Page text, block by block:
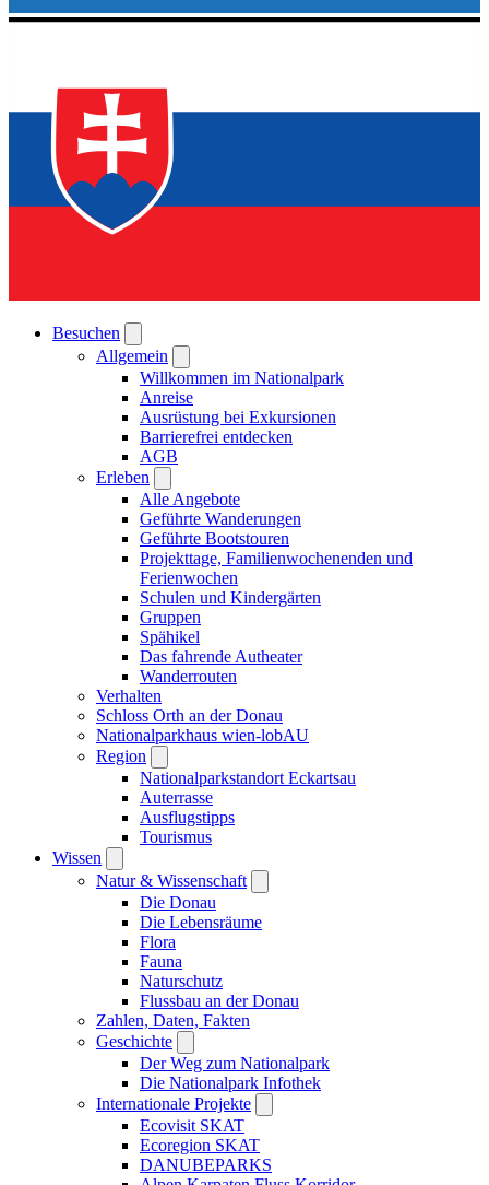
Besuchen
Allgemein
Willkommen im Nationalpark
Anreise
Ausrüstung bei Exkursionen
Barrierefrei entdecken
AGB
Erleben
Alle Angebote
Geführte Wanderungen
Geführte Bootstouren
Projekttage, Familienwochenenden und
Ferienwochen
Schulen und Kindergärten
Gruppen
Spähikel
Das fahrende Autheater
Wanderrouten
Verhalten
Schloss Orth an der Donau
Nationalparkhaus wien-lobAU
Region
Nationalparkstandort Eckartsau
Auterrasse
Ausflugstipps
Tourismus
Wissen
Natur & Wissenschaft
Die Donau
Die Lebensräume
Flora
Fauna
Naturschutz
Flussbau an der Donau
Zahlen, Daten, Fakten
Geschichte
Der Weg zum Nationalpark
Die Nationalpark Infothek
Internationale Projekte
Ecovisit SKAT
Ecoregion SKAT
DANUBEPARKS